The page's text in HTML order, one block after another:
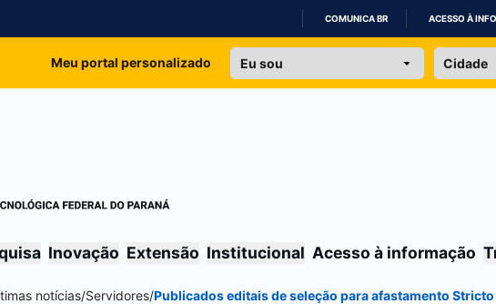
IR
COMUNICA BR ACESSO À
Meu portal personalizado
Inovação Extensão Institucional Acesso à informação
notícias/Servidores/Publicados editais de seleção para afastamento